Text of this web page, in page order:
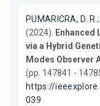
PUMARICRA, D. R.;
(2024). Enhanced
via a Hybrid
Modes Observer
(pp. 147841 -
https://
039